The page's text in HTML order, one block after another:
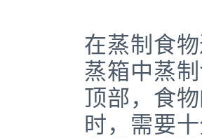
在蒸制食
蒸箱中蒸
顶部，食
时，需要